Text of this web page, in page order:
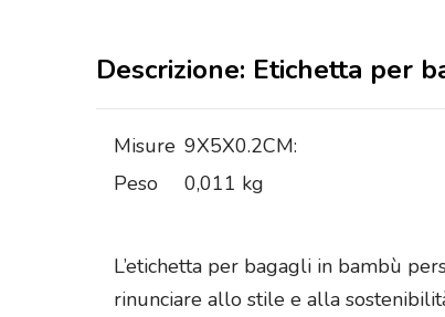
Descrizione: Etichetta per
Misure 9X5X0.2CM:
Peso
0,011 kg
L’etichetta per bagagli in bambù
rinunciare allo stile e alla